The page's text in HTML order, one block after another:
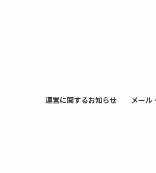
運営に関するお知らせ メール